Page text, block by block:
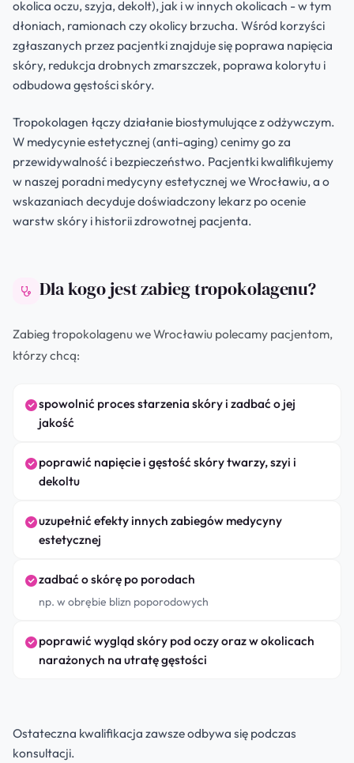
okolica oczu, szyja, dekolt), jak i w innych okolicach - w tym
dłoniach, ramionach czy okolicy brzucha. Wśród korzyści
zgłaszanych przez pacjentki znajduje się poprawa napięcia
skóry, redukcja drobnych zmarszczek, poprawa kolorytu i
odbudowa gęstości skóry.
Tropokolagen łączy działanie biostymulujące z odżywczym.
W medycynie estetycznej (anti-aging) cenimy go za
przewidywalność i bezpieczeństwo. Pacjentki kwalifikujemy
w naszej poradni medycyny estetycznej we Wrocławiu, a o
wskazaniach decyduje doświadczony lekarz po ocenie
warstw skóry i historii zdrowotnej pacjenta.
Dla kogo jest zabieg tropokolagenu?
Zabieg tropokolagenu we Wrocławiu polecamy pacjentom,
którzy chcą:
spowolnić proces starzenia skóry i zadbać o jej
jakość
poprawić napięcie i gęstość skóry twarzy, szyi i
dekoltu
uzupełnić efekty innych zabiegów medycyny
estetycznej
zadbać o skórę po porodach
np. w obrębie blizn poporodowych
poprawić wygląd skóry pod oczy oraz w okolicach
narażonych na utratę gęstości
Ostateczna kwalifikacja zawsze odbywa się podczas
konsultacji.